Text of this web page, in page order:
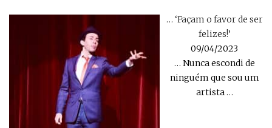
… ‘Façam o favor de ser
felizes!’
09/04/2023
… Nunca escondi de
ninguém que sou um
artista…